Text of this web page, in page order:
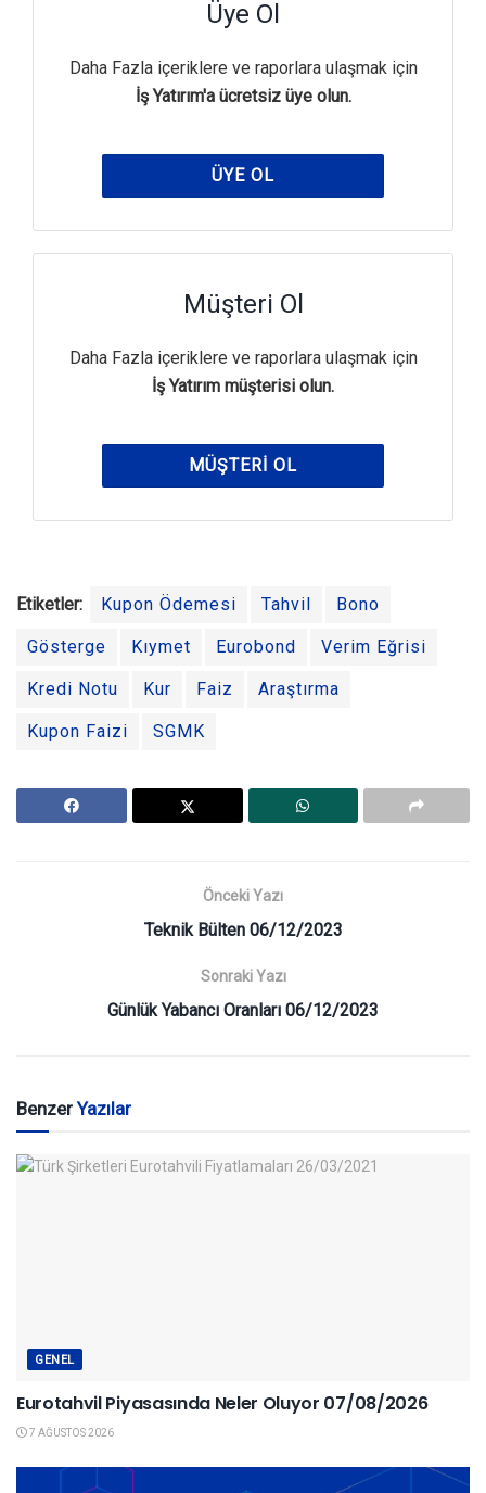
Üye Ol
Daha Fazla içeriklere ve raporlara ulaşmak için
İş Yatırım'a ücretsiz üye olun.
ÜYE OL
Müşteri Ol
Daha Fazla içeriklere ve raporlara ulaşmak için
İş Yatırım müşterisi olun.
MÜŞTERI OL
Etiketler: Kupon Ödemesi Tahvil Bono
Gösterge Kıymet Eurobond Verim Eğrisi
Kredi Notu Kur Faiz Araştırma
Kupon Faizi SGMK
Önceki Yazı
Teknik Bülten 06/12/2023
Sonraki Yazı
Günlük Yabancı Oranları 06/12/2023
BenzerYazılar
GENEL
Eurotahvil Piyasasında Neler Oluyor 07/08/2026
7 AĞUSTOS 2026